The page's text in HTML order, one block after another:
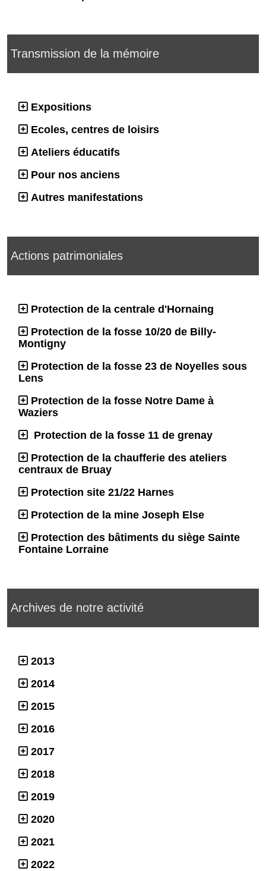
Transmission de la mémoire
Expositions
Ecoles, centres de loisirs
Ateliers éducatifs
Pour nos anciens
Autres manifestations
Actions patrimoniales
Protection de la centrale d'Hornaing
Protection de la fosse 10/20 de Billy-
Montigny
Protection de la fosse 23 de Noyelles sous
Lens
Protection de la fosse Notre Dame à
Waziers
Protection de la fosse 11 de grenay
Protection de la chaufferie des ateliers
centraux de Bruay
Protection site 21/22 Harnes
Protection de la mine Joseph Else
Protection des bâtiments du siège Sainte
Fontaine Lorraine
Archives de notre activité
2013
2014
2015
2016
2017
2018
2019
2020
2021
2022